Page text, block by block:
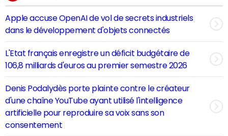
Apple accuse OpenAI de vol de secrets industriels
dans le développement d'objets connectés
L'Etat français enregistre un déficit budgétaire de
106,8 milliards d'euros au premier semestre 2026
Denis Podalydès porte plainte contre le créateur
d'une chaîne YouTube ayant utilisé l'intelligence
artificielle pour reproduire sa voix sans son
consentement